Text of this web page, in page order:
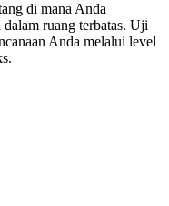
di mana Anda
ruang terbatas. Uji
Anda melalui level